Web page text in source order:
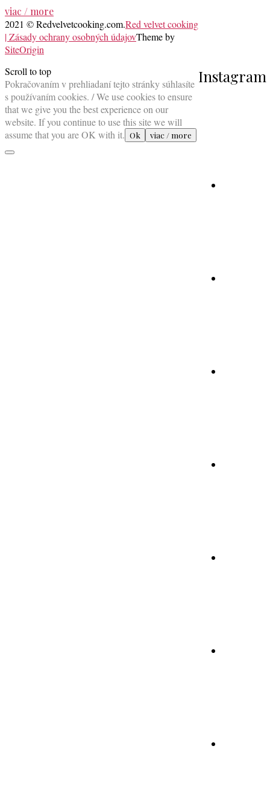
viac / more
Instagram
2021 © Redvelvetcooking.com.Red velvet cooking
| Zásady ochrany osobných údajovTheme by
SiteOrigin
Scroll to top
Pokračovaním v prehliadaní tejto stránky súhlasíte
s používaním cookies. / We use cookies to ensure
that we give you the best experience on our
website. If you continue to use this site we will
assume that you are OK with it. Ok viac / more